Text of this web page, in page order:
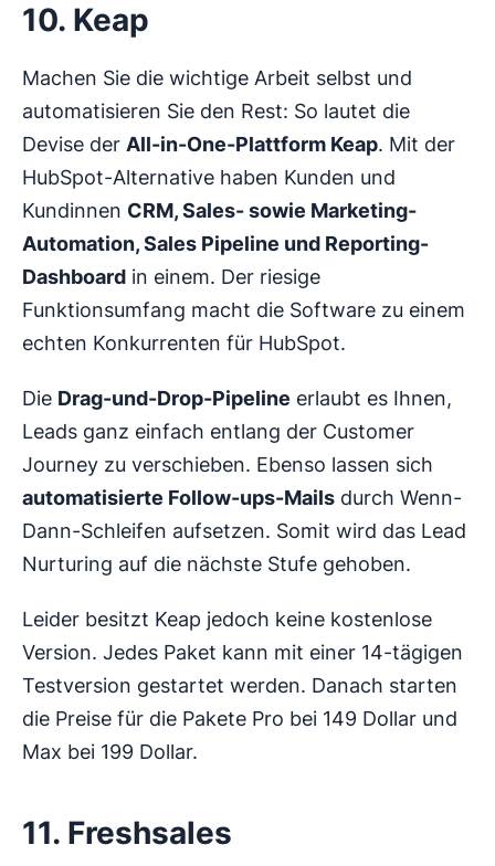
10. Keap
Machen Sie die wichtige Arbeit selbst und
automatisieren Sie den Rest: So lautet die
Devise der All-in-One-Plattform Keap. Mit der
HubSpot-Alternative haben Kunden und
Kundinnen CRM, Sales- sowie Marketing-
Automation, Sales Pipeline und Reporting-
Dashboard in einem. Der riesige
Funktionsumfang macht die Software zu einem
echten Konkurrenten für HubSpot.
Die Drag-und-Drop-Pipeline erlaubt es Ihnen,
Leads ganz einfach entlang der Customer
Journey zu verschieben. Ebenso lassen sich
automatisierte Follow-ups-Mails durch Wenn-
Dann-Schleifen aufsetzen. Somit wird das Lead
Nurturing auf die nächste Stufe gehoben.
Leider besitzt Keap jedoch keine kostenlose
Version. Jedes Paket kann mit einer 14-tägigen
Testversion gestartet werden. Danach starten
die Preise für die Pakete Pro bei 149 Dollar und
Max bei 199 Dollar.
11. Freshsales